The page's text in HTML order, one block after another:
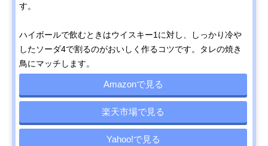
す。
ハイボールで飲むときはウイスキー1に対し、しっかり冷や
したソーダ4で割るのがおいしく作るコツです。タレの焼き
鳥にマッチします。
Amazonで見る
楽天市場で見る
Yahoo!で見る